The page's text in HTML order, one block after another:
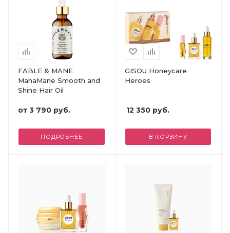
FABLE & MANE
MahaMane Smooth and
Shine Hair Oil
от 3 790 руб.
ПОДРОБНЕЕ
GISOU Honeycare
Heroes
12 350руб.
В КОРЗИНУ